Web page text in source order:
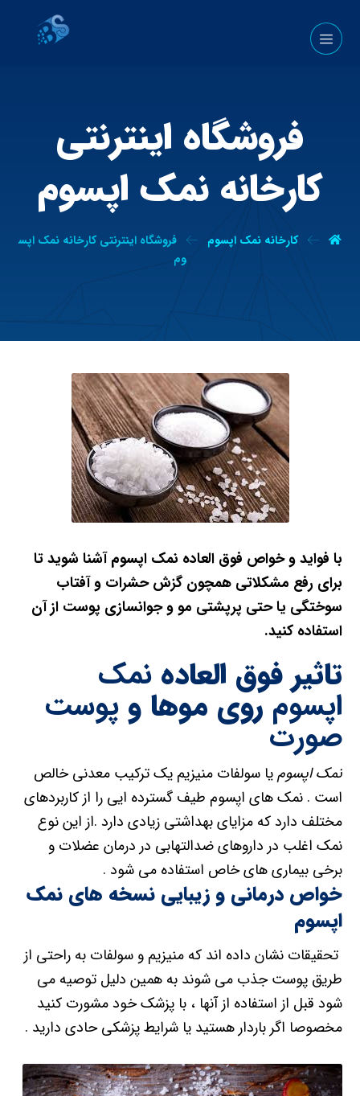
فروشگاه اینترنتی
کارخانه نمک اپسوم
کارخانه نمک اپسوم
فروشگاه اینترنتی کارخانه نمک اپس
وم
با فواید و خواص فوق العاده نمک اپسوم آشنا شوید تا
برای رفع مشکلاتی همچون گزش حشرات و آفتاب
سوختگی یا حتی پرپشتی مو و جوانسازی پوست از آن
استفاده کنید.
تاثیر فوق العادهنمک
اپسومروی موها وپوست
صورت
نمک اپسومیا سولفات منیزیم یک ترکیب معدنی خالص
است . نمک های اپسوم طیف گسترده ایی را از کاربردهای
مختلف دارد که مزایای بهداشتی زیادی دارد .از این نوع
نمک اغلب در داروهای ضدالتهابی در درمان عضلات و
برخی بیماری های خاص استفاده می شود .
خواص درمانی و زیبایی نسخه های نمک
اپسوم
تحقیقات نشان داده اند که منیزیم و سولفات به راحتی از
طریق پوست جذب می شوند به همین دلیل توصیه می
شود قبل از استفاده از آنها ، با پزشک خود مشورت کنید
مخصوصا اگر باردار هستید یا شرایط پزشکی حادی دارید .